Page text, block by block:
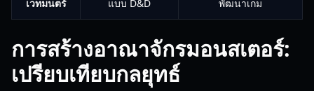
เวทมนตร์
แบบ D&D
พัฒนาเกม
การสร้างอาณาจักรมอนสเตอร์:
เปรียบเทียบกลยุทธ์